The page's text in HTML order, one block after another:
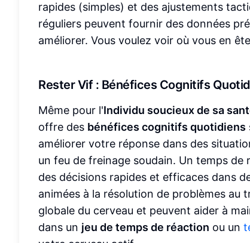
rapides (simples) et des ajustements
réguliers peuvent fournir des données
améliorer. Vous voulez voir où vous en
Rester Vif : Bénéfices Cognitifs
Même pour l'Individu soucieux de sa
offre des bénéfices cognitifs quotidiens
améliorer votre réponse dans des
un feu de freinage soudain. Un temps
des décisions rapides et efficaces dans
animées à la résolution de problèmes
globale du cerveau et peuvent aider à
dans un jeu de temps de réaction ou un